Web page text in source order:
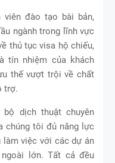
viên đào tạo bài bản,
ngành trong lĩnh vực
thủ tục visa hộ chiếu,
tín nhiệm của khách
thế vượt trội về chất
trợ.
dịch thuật chuyên
chúng tôi đủ năng lực
làm việc với các dự án
lớn. Tất cả đều